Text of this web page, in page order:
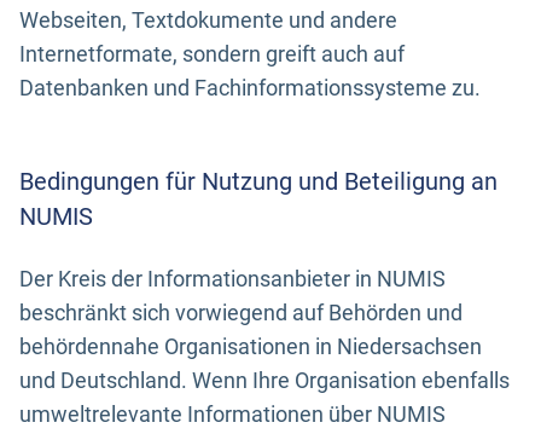
Webseiten, Textdokumente und andere
Internetformate, sondern greift auch auf
Datenbanken und Fachinformationssysteme zu.
Bedingungen für Nutzung und Beteiligung an
NUMIS
Der Kreis der Informationsanbieter in NUMIS
beschränkt sich vorwiegend auf Behörden und
behördennahe Organisationen in Niedersachsen
und Deutschland. Wenn Ihre Organisation ebenfalls
umweltrelevante Informationen über NUMIS